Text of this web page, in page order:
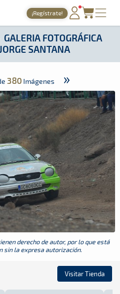
del motor desde 1999
¡Regístrate!
PORTADA
TIEMPOS ONLINE
AGENDA
GALERÍAS
TIENDA
ARCHIVO
Galeria Fotográfica
GALERIA FOTOGRÁFICA
SANTANA
380 Imágenes »
derecho de autor, por lo que está
sin la expresa autorización.
Visitar Tienda